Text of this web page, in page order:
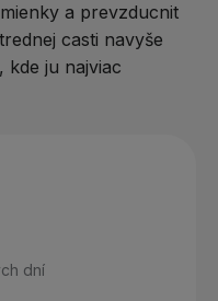
a prevzducnit
casti navyše
kde ju najviac
dní